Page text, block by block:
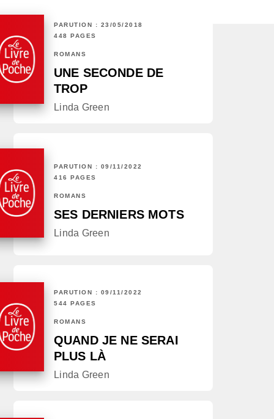
PARUTION : 23/05/2018
448 PAGES
ROMANS
UNE SECONDE DE
TROP
Linda Green
PARUTION : 09/11/2022
416 PAGES
ROMANS
SES DERNIERS MOTS
Linda Green
PARUTION : 09/11/2022
544 PAGES
ROMANS
QUAND JE NE SERAI
PLUS LÀ
Linda Green